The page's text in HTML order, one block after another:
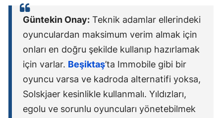
Güntekin Onay: Teknik adamlar ellerindeki
oyunculardan maksimum verim almak için
onları en doğru şekilde kullanıp hazırlamak
için varlar. Beşiktaş’ta Immobile gibi bir
oyuncu varsa ve kadroda alternatifi yoksa,
Solskjaer kesinlikle kullanmalı. Yıldızları,
egolu ve sorunlu oyuncuları yönetebilmek